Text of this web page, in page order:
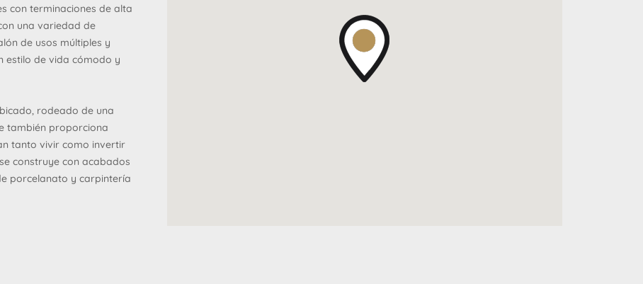
con terminaciones de alta
una variedad de
de usos múltiples y
estilo de vida cómodo y
rodeado de una
también proporciona
tanto vivir como invertir
construye con acabados
porcelanato y carpintería